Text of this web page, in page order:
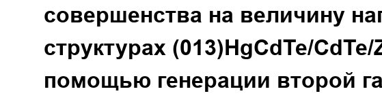
совершенства на величину
структурах (013)HgCdTe/
помощью генерации второй